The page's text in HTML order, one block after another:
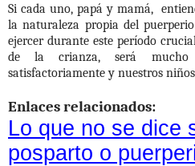
Si cada uno, papá y mamá,
la naturaleza propia del
ejercer durante este período
de la crianza, será mucho
satisfactoriamente y nuestros
Enlaces relacionados:
Lo que no se dice
posparto o